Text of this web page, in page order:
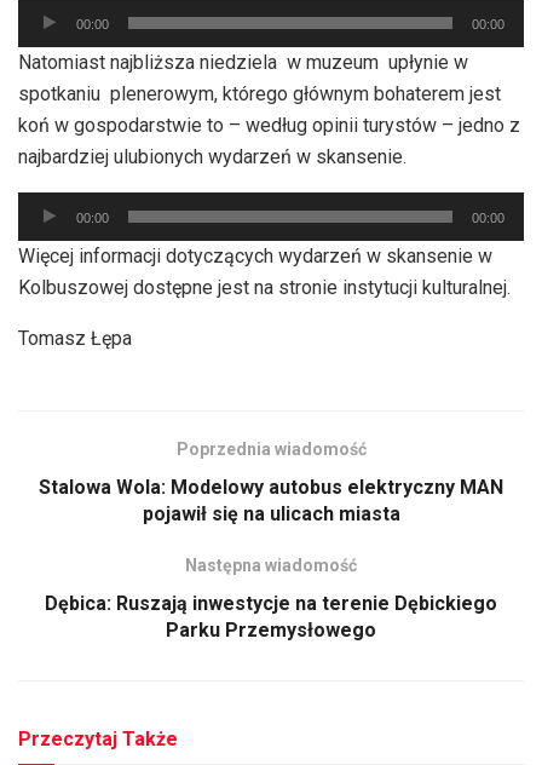
Odtwarzacz
plików
dźwiękowych
00:00 00:00
Natomiast najbliższa niedziela w muzeum upłynie w
spotkaniu plenerowym, którego głównym bohaterem jest
koń w gospodarstwie to – według opinii turystów – jedno z
najbardziej ulubionych wydarzeń w skansenie.
Odtwarzacz
plików
dźwiękowych
00:00 00:00
Więcej informacji dotyczących wydarzeń w skansenie w
Kolbuszowej dostępne jest na stronie instytucji kulturalnej.
Tomasz Łępa
Poprzednia wiadomość
Stalowa Wola: Modelowy autobus elektryczny MAN
pojawił się na ulicach miasta
Następna wiadomość
Dębica: Ruszają inwestycje na terenie Dębickiego
Parku Przemysłowego
Przeczytaj Także